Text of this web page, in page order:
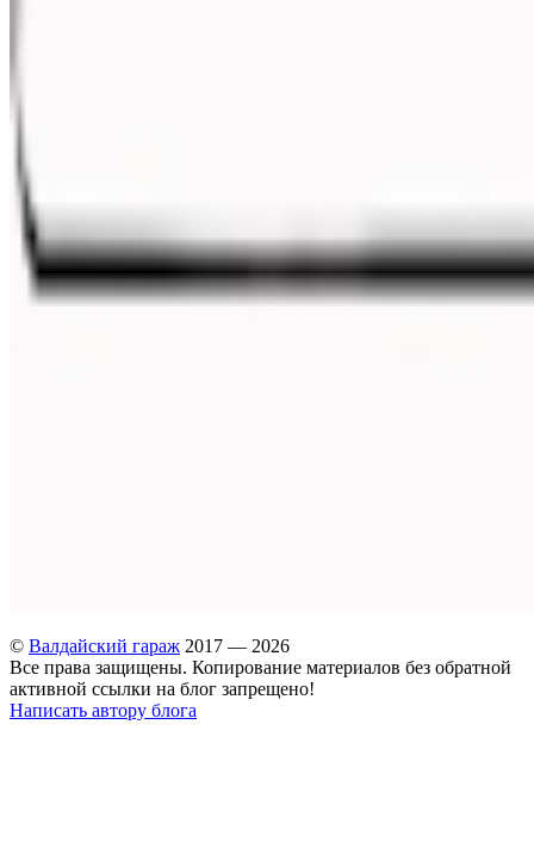
© Валдайский гараж 2017 — 2026
Все права защищены. Копирование материалов без обратной
активной ссылки на блог запрещено!
Написать автору блога